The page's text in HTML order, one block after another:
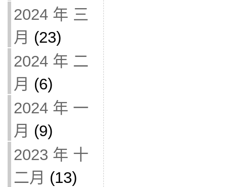
2024 年 三
月 (23)
2024 年 二
月 (6)
2024 年 一
月 (9)
2023 年 十
二月 (13)